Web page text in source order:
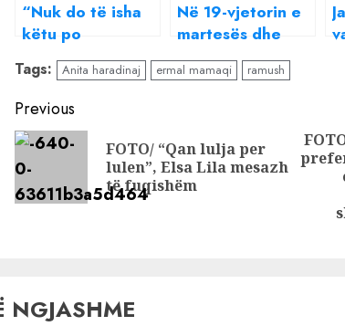
“Nuk do të isha
këtu po
të…”/Anita Muçaj
sqaron çdo
polemikë mbi
xhelozinë e
Ramush
Haradinajt
Në 19-vjetorin e
martesës dhe
ditëlindjen e
Ramush
veçantë: Të dua
për gruan që më
krijove
Tags: Anita haradinaj ermal mamaqi ramush
Continue
Reading
Previous
FOTO/ “Qan lulja per
lulen”, Elsa Lila mesazh
të fuqishëm
NGJASHME